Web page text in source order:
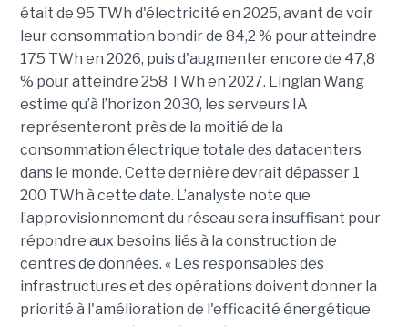
était de 95 TWh d'électricité en 2025, avant de voir
leur consommation bondir de 84,2 % pour atteindre
175 TWh en 2026, puis d'augmenter encore de 47,8
% pour atteindre 258 TWh en 2027. Linglan Wang
estime qu’à l’horizon 2030, les serveurs IA
représenteront près de la moitié de la
consommation électrique totale des datacenters
dans le monde. Cette dernière devrait dépasser 1
200 TWh à cette date. L’analyste note que
l’approvisionnement du réseau sera insuffisant pour
répondre aux besoins liés à la construction de
centres de données. « Les responsables des
infrastructures et des opérations doivent donner la
priorité à l'amélioration de l'efficacité énergétique